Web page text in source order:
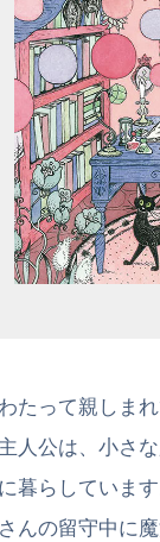
たって親しま
人公は、小さ
暮らしていま
んの留守中に